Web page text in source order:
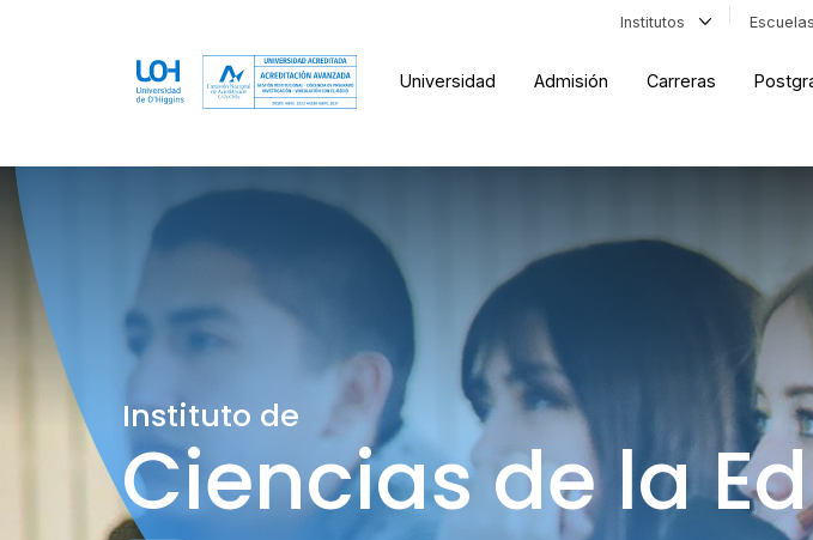
Institutos
Universidad Admisión Carreras
Instituto de
Ciencias de la